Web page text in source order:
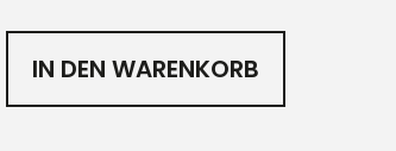
IN DEN WARENKORB